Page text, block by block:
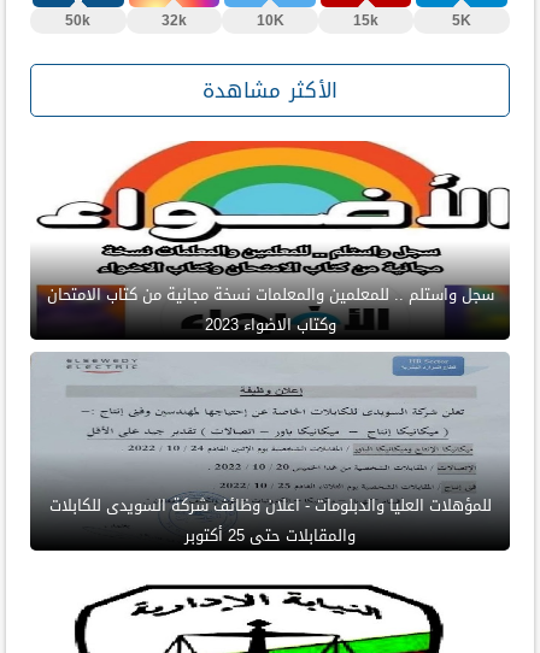
5K
15k
10K
32k
50k
الأكثر مشاهدة
سجل واستلم .. للمعلمين والمعلمات نسخة مجانية من كتاب الامتحان
وكتاب الاضواء 2023
للمؤهلات العليا والدبلومات - اعلان وظائف شركة السويدى للكابلات
والمقابلات حتى 25 أكتوبر